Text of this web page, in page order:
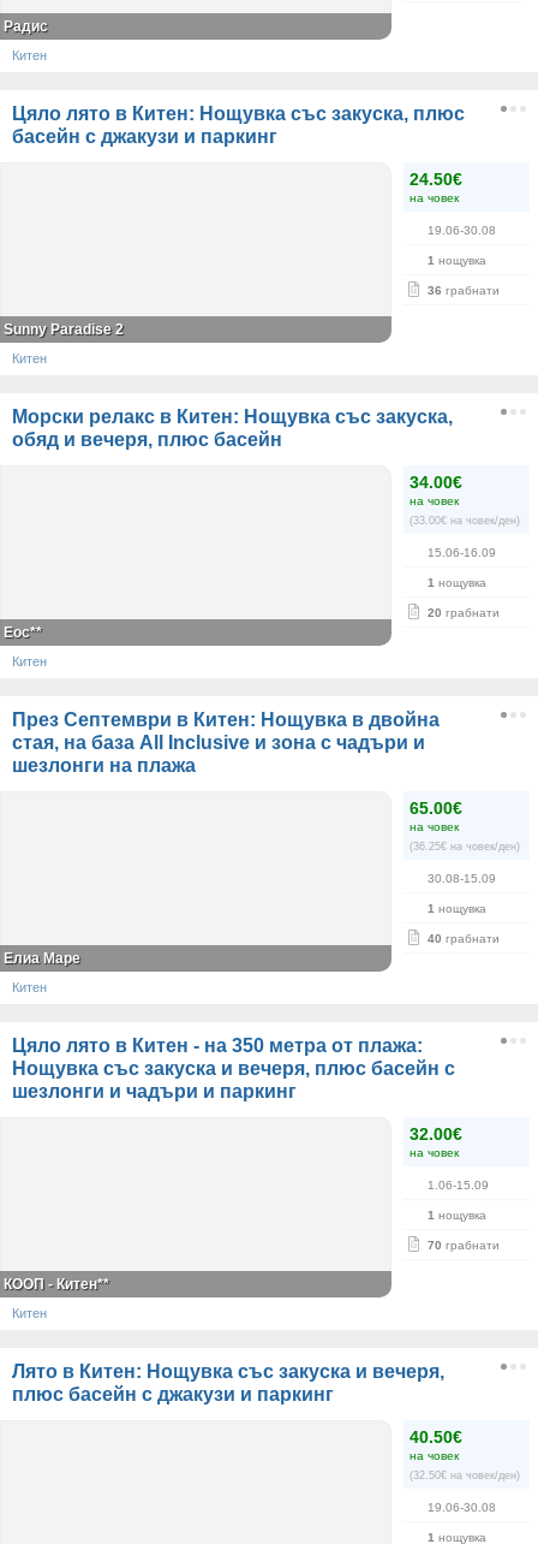
Радис
Китен
Цяло лято в Китен: Нощувка със закуска, плюс
басейн с джакузи и паркинг
24.50€
на човек
19.06-30.08
1 нощувка
36 грабнати
Sunny Paradise 2
Китен
Морски релакс в Китен: Нощувка със закуска,
обяд и вечеря, плюс басейн
34.00€
на човек
(33.00€ на човек/ден)
15.06-16.09
1 нощувка
20 грабнати
Еос**
Китен
През Септември в Китен: Нощувка в двойна
стая, на база All Inclusive и зона с чадъри и
шезлонги на плажа
65.00€
на човек
(36.25€ на човек/ден)
30.08-15.09
1 нощувка
40 грабнати
Елиа Маре
Китен
Цяло лято в Китен - на 350 метра от плажа:
Нощувка със закуска и вечеря, плюс басейн с
шезлонги и чадъри и паркинг
32.00€
на човек
1.06-15.09
1 нощувка
70 грабнати
КООП - Китен**
Китен
Лято в Китен: Нощувка със закуска и вечеря,
плюс басейн с джакузи и паркинг
40.50€
на човек
(32.50€ на човек/ден)
19.06-30.08
1 нощувка